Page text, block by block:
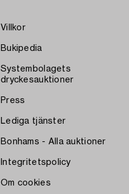
Villkor
Bukipedia
Systembolagets
dryckesauktioner
Press
Lediga tjänster
Bonhams - Alla auktioner
Integritetspolicy
Om cookies